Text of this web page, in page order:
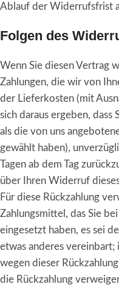
Ablauf der Widerrufsfrist
Folgen des
Wenn Sie diesen Vertrag
Zahlungen, die wir von
der Lieferkosten (mit
sich daraus ergeben,
als die von uns
gewählt haben),
Tagen ab dem Tag
über Ihren Widerruf
Für diese Rückzahlung
Zahlungsmittel, das Sie
eingesetzt haben, es sei
etwas anderes vereinbart;
wegen dieser
die Rückzahlung